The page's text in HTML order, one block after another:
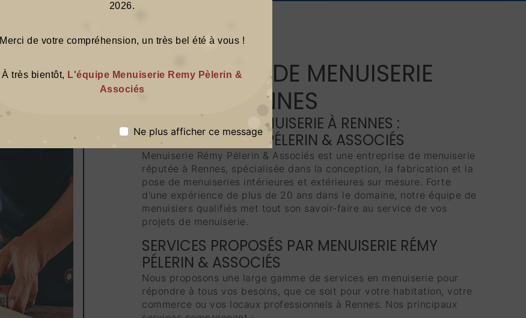
2026.
Merci de votre compréhension, un très bel été à vous !
À très bientôt, L'équipe Menuiserie Remy Pèlerin &
Associés
Ne plus afficher ce message
ENTREPRISE DE MENUISERIE
PRÈS DE RENNES
ENTREPRISE DE MENUISERIE À RENNES :
MENUISERIE RÉMY PÉLERIN & ASSOCIÉS
Menuiserie Rémy Pélerin & Associés est une entreprise de menuiserie
réputée à Rennes, spécialisée dans la conception, la fabrication et la
pose de menuiseries intérieures et extérieures sur mesure. Forte
d'une expérience de plus de 20 ans dans le domaine, notre équipe de
menuisiers qualifiés met tout son savoir-faire au service de vos
projets de menuiserie.
SERVICES PROPOSÉS PAR MENUISERIE RÉMY
PÉLERIN & ASSOCIÉS
Nous proposons une large gamme de services en menuiserie pour
répondre à tous vos besoins, que ce soit pour votre habitation, votre
commerce ou vos locaux professionnels à Rennes. Nos principaux